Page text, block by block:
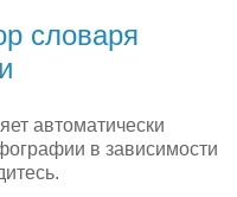
словаря
автоматически
в зависимости